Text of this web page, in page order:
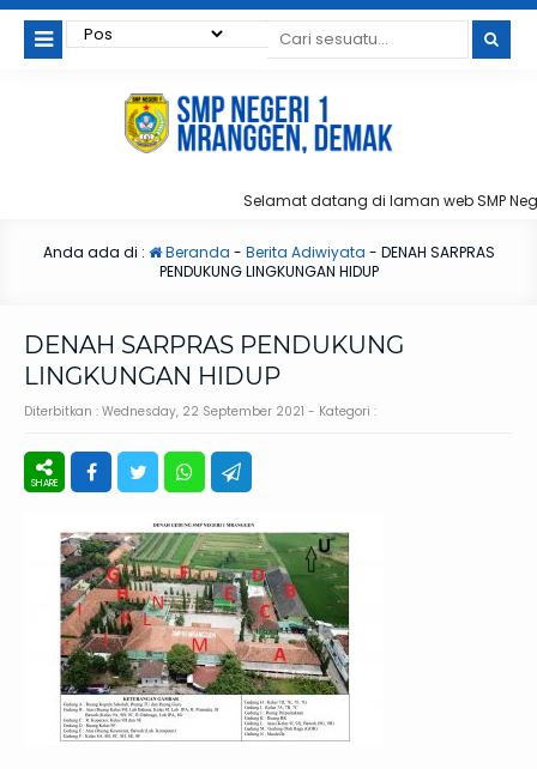
Selamat datang di laman web SMP
Anda ada di : Beranda - Berita Adiwiyata - DENAH SARPRAS
PENDUKUNG LINGKUNGAN HIDUP
DENAH SARPRAS PENDUKUNG
LINGKUNGAN HIDUP
Diterbitkan : Wednesday, 22 September 2021 - Kategori :